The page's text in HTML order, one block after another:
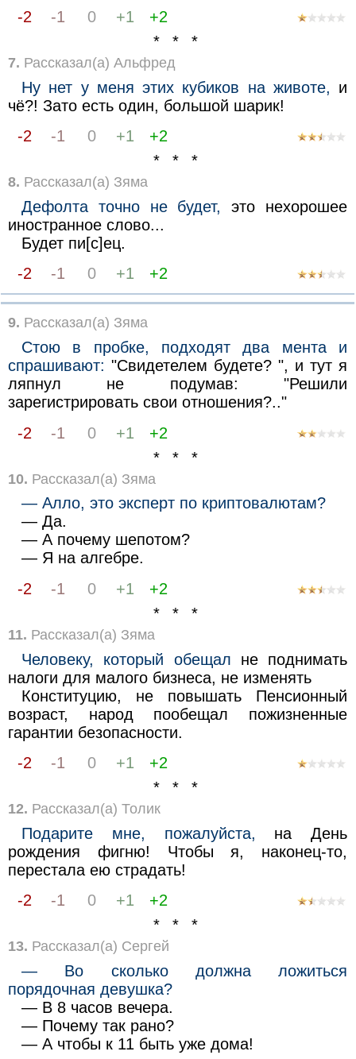
-2
-1 0 +1
+2
* * *
7. Рассказал(а) Альфред
Ну нет у меня этих кубиков на животе, и
чё?! Зато есть один, большой шарик!
-2
-1 0 +1
+2
* * *
8. Рассказал(а) Зяма
Дефолта точно не будет,
это нехорошее
иностранное слово...
Будет пи[c]ец.
-2
-1 0 +1 +2
9. Рассказал(а) Зяма
Стою в пробке, подходят два мента и
спрашивают: "Свидетелем будете? ", и тут я
ляпнул не подумав: "Решили
зарегистрировать свои отношения?.."
-2
-1 0 +1
+2
* * *
10. Рассказал(а) Зяма
— Алло, это эксперт по криптовалютам?
— Да.
— А почему шепотом?
— Я на алгебре.
-2
-1 0 +1
+2
* * *
11. Рассказал(а) Зяма
Человеку, который обещал не поднимать
налоги для малого бизнеса, не изменять
Конституцию, не повышать Пенсионный
возраст, народ пообещал пожизненные
гарантии безопасности.
-2
-1 0 +1
+2
* * *
12. Рассказал(а) Толик
Подарите мне, пожалуйста, на День
рождения фигню! Чтобы я, наконец-то,
перестала ею страдать!
-2
-1 0 +1
+2
* * *
13. Рассказал(а) Сергей
— Во сколько должна ложиться
порядочная девушка?
— В 8 часов вечера.
— Почему так рано?
— А чтобы к 11 быть уже дома!